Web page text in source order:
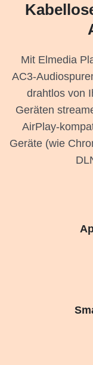
Mit Elmedia
AC3-
drahtlos von
Geräten
AirPlay-
Geräte (wie